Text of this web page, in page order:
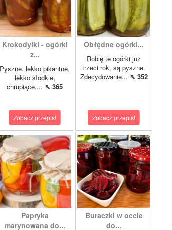
Krokodylki - ogórki
z...
Pyszne, lekko pikantne,
lekko słodkie,
chrupiące,... ⇖ 365
Zobacz przepis!
Obłędne ogórki...
Robię te ogórki już
trzeci rok, są pyszne.
Zdecydowanie... ⇖ 352
Zobacz przepis!
Papryka
marynowana do...
Buraczki w occie
do...